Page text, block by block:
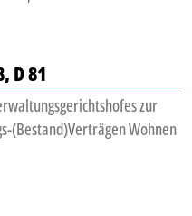
D 81
zur
(Bestand)Verträgen Wohnen